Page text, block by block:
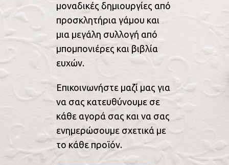
μοναδικές δημιουργίες από
προσκλητήρια γάμου και
μια μεγάλη συλλογή από
μπομπονιέρες και βιβλία
ευχών.
Επικοινωνήστε μαζί μας για
να σας κατευθύνουμε σε
κάθε αγορά σας και να σας
ενημερώσουμε σχετικά με
το κάθε προϊόν.